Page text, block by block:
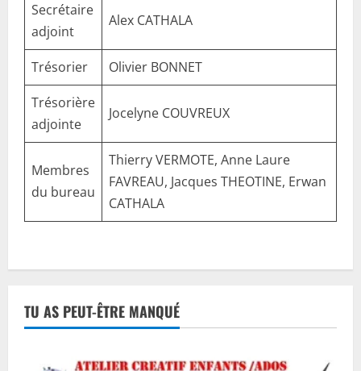
Secrétaire
adjoint
Alex CATHALA
Trésorier
Olivier BONNET
Trésorière
adjointe
Jocelyne COUVREUX
Membres
du bureau
Thierry VERMOTE, Anne Laure
FAVREAU, Jacques THEOTINE, Erwan
CATHALA
TU AS PEUT-ÊTRE MANQUÉ